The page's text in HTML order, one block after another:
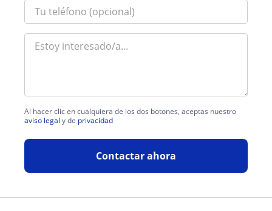
Al hacer clic en cualquiera de los dos botones, aceptas nuestro
aviso legal y de privacidad
Contactar ahora